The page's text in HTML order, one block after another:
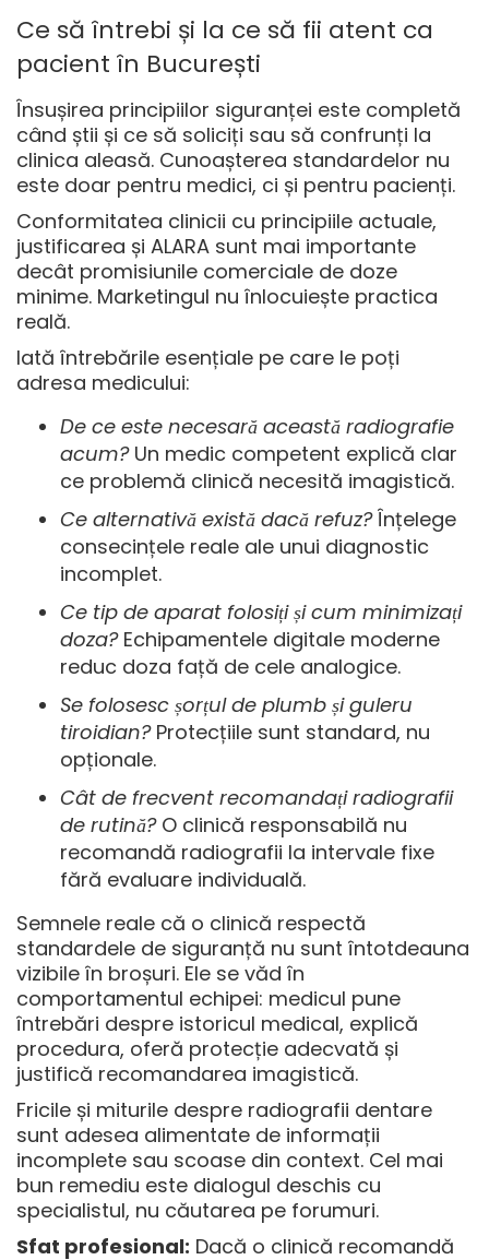
Ce să întrebi și la ce să fii atent ca
pacient în București
Însușirea principiilor siguranței este completă
când știi și ce să soliciți sau să confrunți la
clinica aleasă. Cunoașterea standardelor nu
este doar pentru medici, ci și pentru pacienți.
Conformitatea clinicii cu principiile actuale,
justificarea și ALARA sunt mai importante
decât promisiunile comerciale de doze
minime. Marketingul nu înlocuiește practica
reală.
Iată întrebările esențiale pe care le poți
adresa medicului:
De ce este necesară această radiografie
acum?Un medic competent explică clar
ce problemă clinică necesită imagistică.
Ce alternativă există dacă refuz?Înțelege
consecințele reale ale unui diagnostic
incomplet.
Ce tip de aparat folosiți și cum minimizați
doza?Echipamentele digitale moderne
reduc doza față de cele analogice.
Se folosesc șorțul de plumb și guleru
tiroidian?Protecțiile sunt standard, nu
opționale.
Cât de frecvent recomandați radiografii
de rutină?O clinică responsabilă nu
recomandă radiografii la intervale fixe
fără evaluare individuală.
Semnele reale că o clinică respectă
standardele de siguranță nu sunt întotdeauna
vizibile în broșuri. Ele se văd în
comportamentul echipei: medicul pune
întrebări despre istoricul medical, explică
procedura, oferă protecție adecvată și
justifică recomandarea imagistică.
Fricile și miturile despre radiografii dentare
sunt adesea alimentate de informații
incomplete sau scoase din context. Cel mai
bun remediu este dialogul deschis cu
specialistul, nu căutarea pe forumuri.
Sfat profesional: Dacă o clinică recomandă